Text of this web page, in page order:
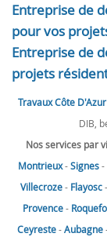
Entreprise de
pour vos
Entreprise de
projets
Travaux Côte D'Azur
DIB,
Nos services par
Montrieux-Signes-
Villecroze- Flayosc-
Provence-
Ceyreste-Aubagne